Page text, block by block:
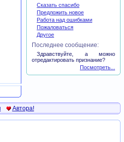
Сказать спасибо
Предложить новое
Работа над ошибками
Пожаловаться
Другое
Последнее сообщение:
Здравствуйте, а можно
отредактировать признание?
Посмотреть...
Автора!